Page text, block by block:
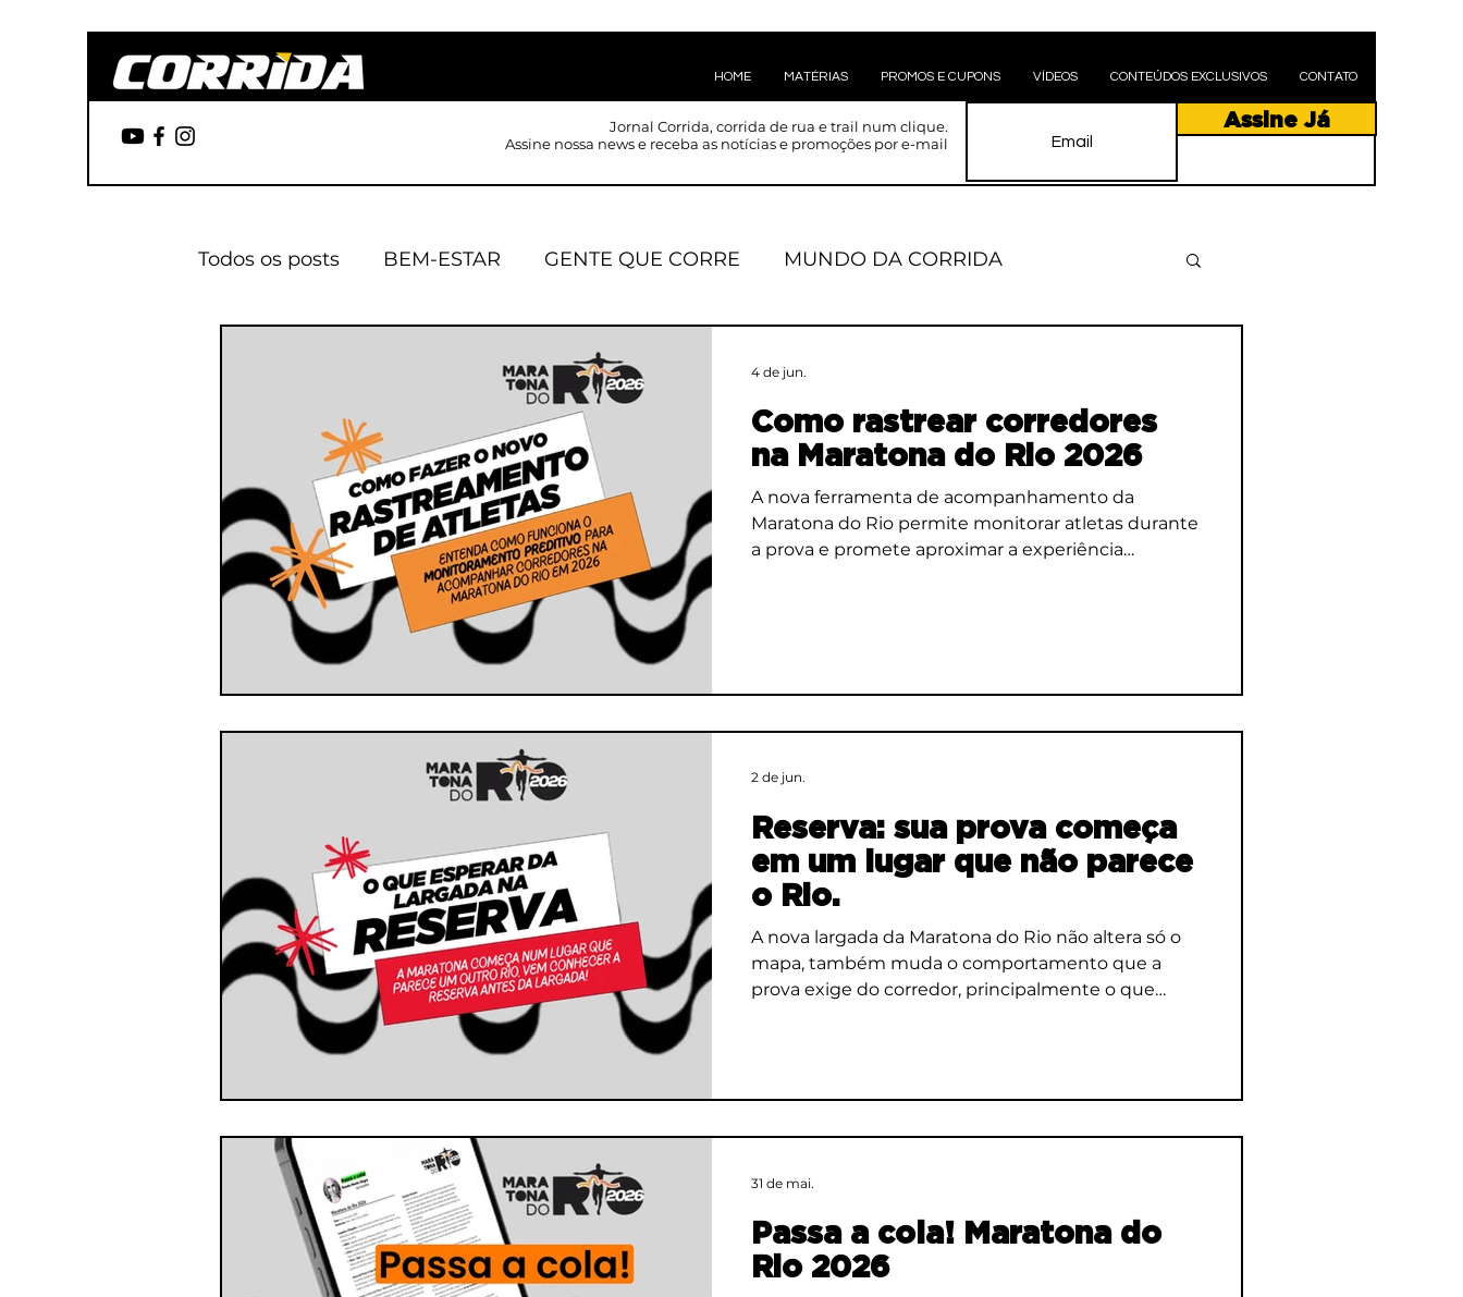
HOME MATÉRIAS PROMOS E CUPONS VÍDEOS CONTEÚDOS EXCLUSIVOS CONTATO
Jornal Corrida, corrida de rua e trail num clique.
Assine nossa news e receba as notícias e promoções por e-mail
Assine Já
Todos os posts BEM-ESTAR GENTE QUE CORRE MUNDO DA CORRIDA
TREINAMENTO
BLOG DA RENATA @COISAPAKKA DESCOMPLICAI CONTEÚDOS SP CITY 2026
Como rastrear corredores
na Maratona do Rio 2026
A nova ferramenta de acompanhamento da
Maratona do Rio permite monitorar atletas durante
a prova e promete aproximar a experiência
4 de jun.
Reserva: sua prova começa
em um lugar que não parece
o Rio.
A nova largada da Maratona do Rio não altera só o
mapa, também muda o comportamento que a
prova exige do corredor, principalmente o que
2 de jun.
Passa a cola! Maratona do
Rio 2026
31 de mai.